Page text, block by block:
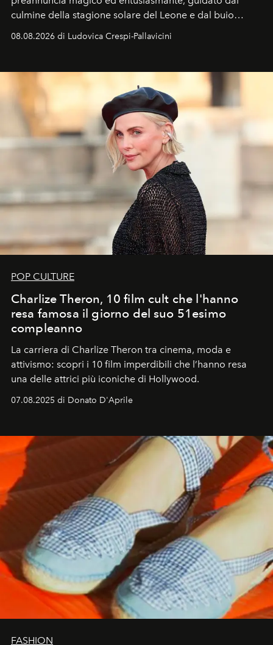
culmine della stagione solare del Leone e dal buio
favorevole della Luna nuova in Leone del 12 agosto,
ideale per la notte delle Perseidi.
08.08.2026 di Ludovica Crespi-Pallavicini
POP CULTURE
Charlize Theron, 10 film cult che l'hanno
resa famosa il giorno del suo 51esimo
compleanno
La carriera di Charlize Theron tra cinema, moda e
attivismo: scopri i 10 film imperdibili che l’hanno resa
una delle attrici più iconiche di Hollywood.
07.08.2025 di Donato D'Aprile
FASHION